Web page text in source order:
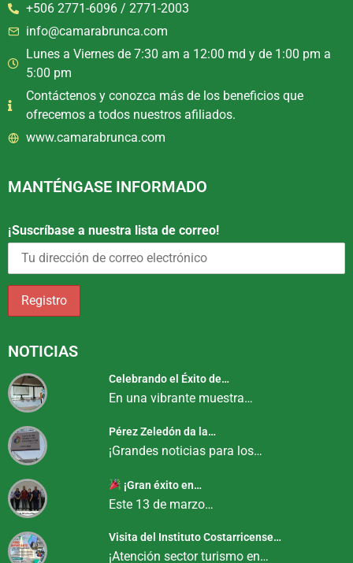
+506 2771-6096 / 2771-2003
info@camarabrunca.com
Lunes a Viernes de 7:30 am a 12:00 md y de 1:00 pm a
5:00 pm
Contáctenos y conozca más de los beneficios que
ofrecemos a todos nuestros afiliados.
www.camarabrunca.com
MANTÉNGASE INFORMADO
¡Suscríbase a nuestra lista de correo!
NOTICIAS
Celebrando el Éxito de…
En una vibrante muestra…
Pérez Zeledón da la…
¡Grandes noticias para los…
¡Gran éxito en…
Este 13 de marzo…
Visita del Instituto Costarricense…
¡Atención sector turismo en…